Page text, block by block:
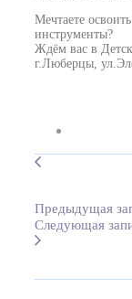
Мечтаете
инструменты?
Ждём вас в
г.Люберцы,
Предыдущая
Следующая